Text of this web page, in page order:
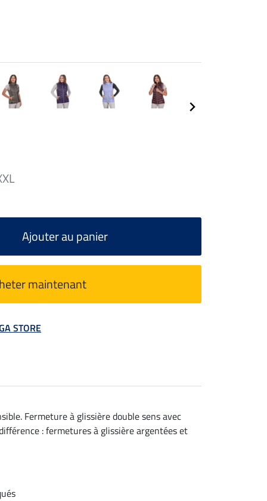
Ajouter au panier
maintenant
STORE
Fermeture à glissière double sens avec
: fermetures à glissière argentées et